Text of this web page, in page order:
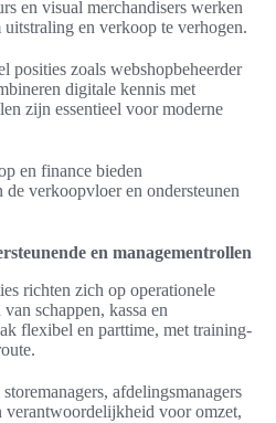
en visual merchandisers werken
en verkoop te verhogen.
posities zoals webshopbeheerder
digitale kennis met
zijn essentieel voor moderne
en finance bieden
verkoopvloer en ondersteunen
en managementrollen
richten zich op operationele
schappen, kassa en
flexibel en parttime, met training-
afdelingsmanagers
verantwoordelijkheid voor omzet,